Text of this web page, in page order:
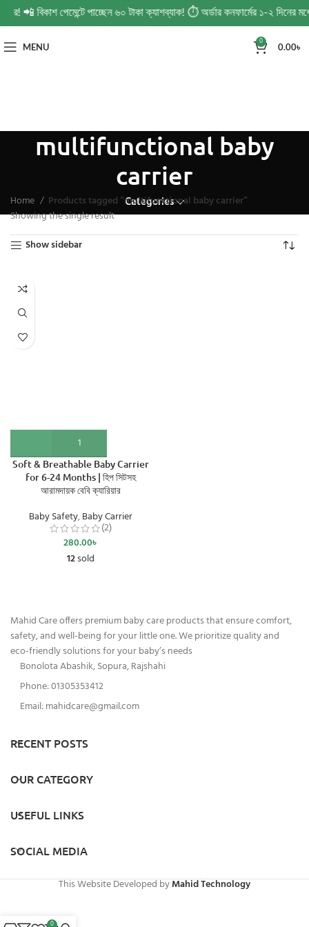
📲 বিকাশ পেমেন্টে পাচ্ছেন ৬০ টাকা ক্যাশব্যাক! ⏱️ অর্ডার কনফার্মের ১-২
MENU 0 0.00৳
multifunctional baby
carrier
Categories
Home
Products tagged “multifunctional baby carrier”
Showing the single result
Show sidebar
Soft & Breathable Baby Carrier
for 6-24 Months | হিপ সিটসহ
আরামদায়ক বেবি ক্যারিয়ার
Baby Safety,Baby Carrier
(2)
280.00৳
12sold
Mahid Care offers premium baby care products that ensure comfort,
safety, and well-being for your little one. We prioritize quality and
eco-friendly solutions for your baby’s needs
Bonolota Abashik, Sopura, Rajshahi
Phone: 01305353412
Email:mahidcare@gmail.com
RECENT POSTS
OUR CATEGORY
USEFUL LINKS
SOCIAL MEDIA
This Website Developed byMahid Technology
0